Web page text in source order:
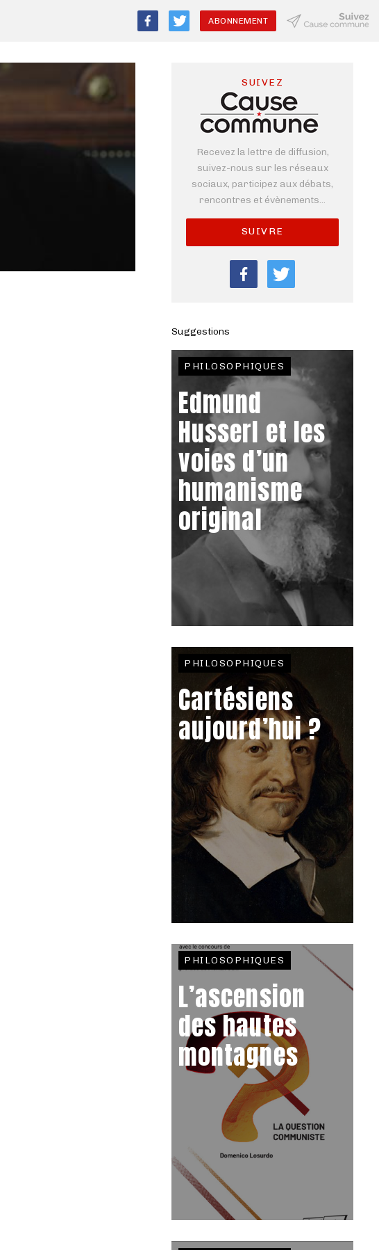
ABONNEMENT
SUIVEZ
Recevez la lettre de diffusion,
suivez-nous sur les réseaux
sociaux, participez aux débats,
rencontres et évènements...
SUIVRE
Suggestions
PHILOSOPHIQUES
Edmund
Husserl et les
voies d’un
humanisme
original
PHILOSOPHIQUES
Cartésiens
aujourd’hui ?
PHILOSOPHIQUES
L’ascension
des hautes
montagnes